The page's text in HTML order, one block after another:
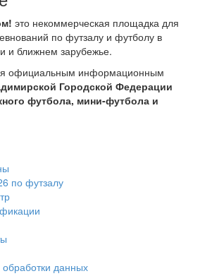
это некоммерческая площадка для
по футзалу и футболу в
и ближнем зарубежье.
официальным информационным
Городской Федерации
футбола, мини-футбола и
по футзалу
обработки данных